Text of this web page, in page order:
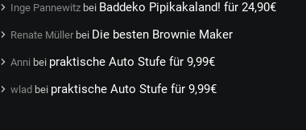
Inge Pannewitz bei Baddeko Pipikakaland! für 24,90€
Renate Müller bei Die besten Brownie Maker
Anni bei praktische Auto Stufe für 9,99€
wlad bei praktische Auto Stufe für 9,99€